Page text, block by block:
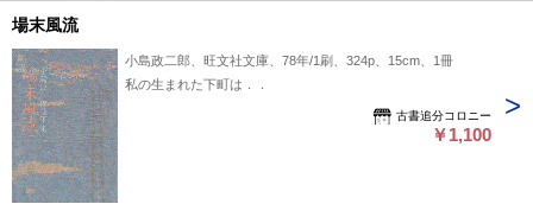
場末風流
小島政二郎、旺文社文庫、78年/1刷、324p、15cm、1冊
私の生まれた下町は．．
古書追分コロニー
￥1,100